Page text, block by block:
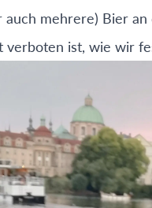
mehrere) Bier
ist, wie wir